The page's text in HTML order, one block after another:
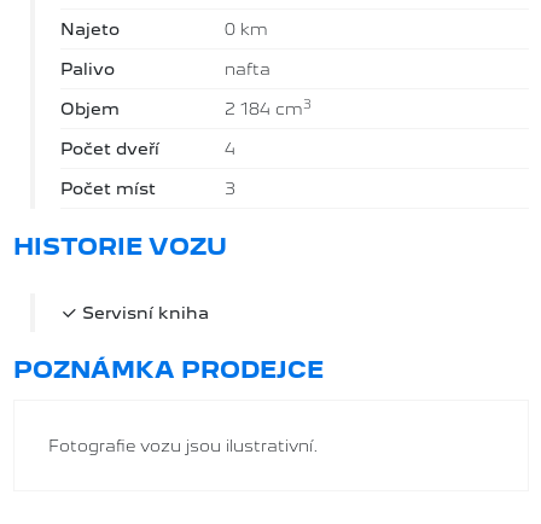
Najeto 0 km
Palivo nafta
Objem 2 184 cm3
Počet dveří 4
Počet míst 3
HISTORIE VOZU
Servisní kniha
POZNÁMKA PRODEJCE
Fotografie vozu jsou ilustrativní.